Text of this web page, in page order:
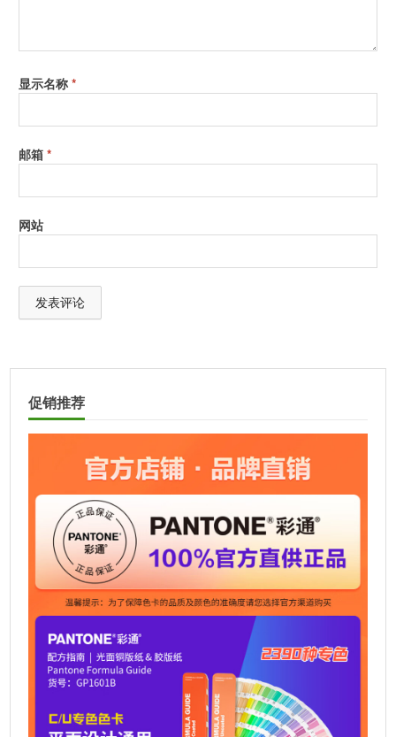
显示名称*
邮箱*
网站
l
促销推荐